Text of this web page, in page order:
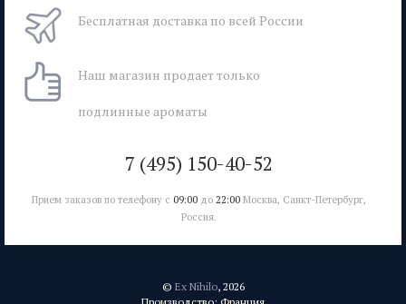
Бесплатная доставка по всей России
Наш магазин продает только
подлинные ароматы
7 (495) 150-40-52
Прием заказов по телефону с 09:00до 22:00Москва, Санкт-Петербург,
Россия.
© Ex Nihilo, 2026